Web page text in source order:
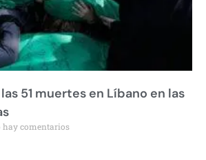
51 muertes en Líbano en las
hay comentarios